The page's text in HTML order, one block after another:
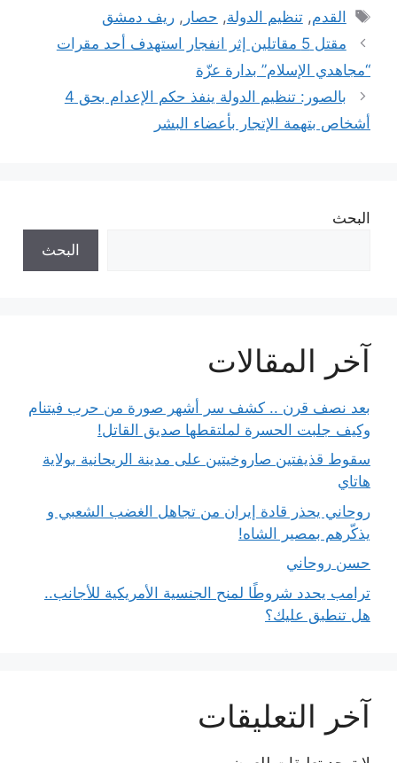
الوسوم
القدم,تنظيم الدولة, حصار ,ريف دمشق
مقتل 5 مقاتلين إثر انفجار استهدف أحد مقرات
“مجاهدي الإسلام” بدارة عزّة
بالصور: تنظيم الدولة ينفذ حكم الإعدام بحق 4
أشخاص بتهمة الإتجار بأعضاء البشر
البحث
البحث
آخر المقالات
بعد نصف قرن .. كشف سر أشهر صورة من حرب فيتنام
وكيف جلبت الحسرة لملتقطها صديق القاتل!
سقوط قذيفتين صاروخيتين على مدينة الريحانية بولاية
هاتاي
روحاني يحذر قادة إيران من تجاهل الغضب الشعبي و
يذكّرهم بمصير الشاه!
حسن روحاني
ترامب يحدد شروطًا لمنح الجنسية الأمريكية للأجانب..
هل تنطبق عليك؟
آخر التعليقات